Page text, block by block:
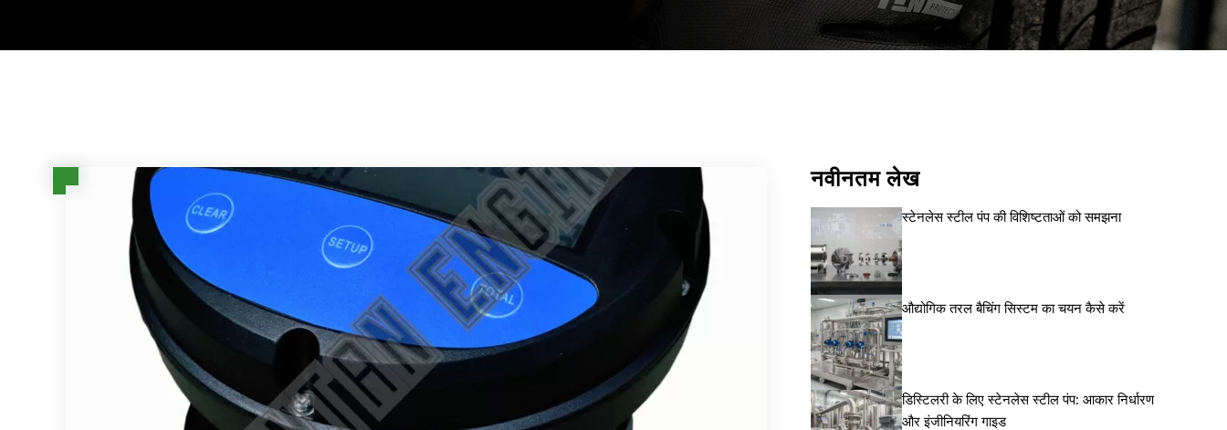
മലയാളം
Português
नवीनतम लेख
स्टेनलेस स्टील पंप की विशिष्टताओं को समझना
औद्योगिक तरल बैचिंग सिस्टम का चयन कैसे करें
डिस्टिलरी के लिए स्टेनलेस स्टील पंप: आकार निर्धारण
और इंजीनियरिंग गाइड